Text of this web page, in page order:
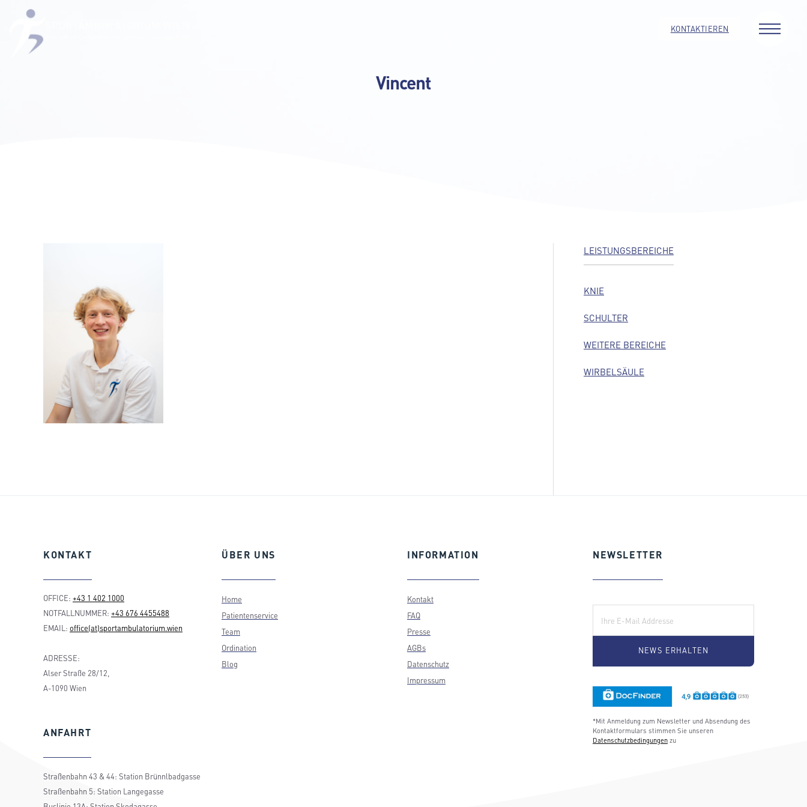
KONTAKTIEREN
Vincent
LEISTUNGSBEREICHE
KNIE
SCHULTER
WEITERE BEREICHE
WIRBELSÄULE
KONTAKT
OFFICE: +43 1 402 1000
NOTFALLNUMMER: +43 676 4455488
EMAIL: office(at)sportambulatorium.wien
ADRESSE:
Alser Straße 28/12,
A-1090 Wien
ANFAHRT
Straßenbahn 43 & 44: Station Brünnlbadgasse
Straßenbahn 5: Station Langegasse
ÜBER UNS
Home
Patientenservice
Team
Ordination
Blog
INFORMATION
Kontakt
FAQ
Presse
AGBs
Datenschutz
Impressum
NEWSLETTER
*Mit Anmeldung zum Newsletter und Absendung des
Kontaktformulars stimmen Sie unseren
Datenschutzbedingungen zu